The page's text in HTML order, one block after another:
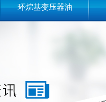
环烷基变压器油